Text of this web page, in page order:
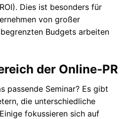
Dies ist besonders für
von großer
Budgets arbeiten
der Online-PR
passende Seminar? Es gibt
die unterschiedliche
fokussieren sich auf